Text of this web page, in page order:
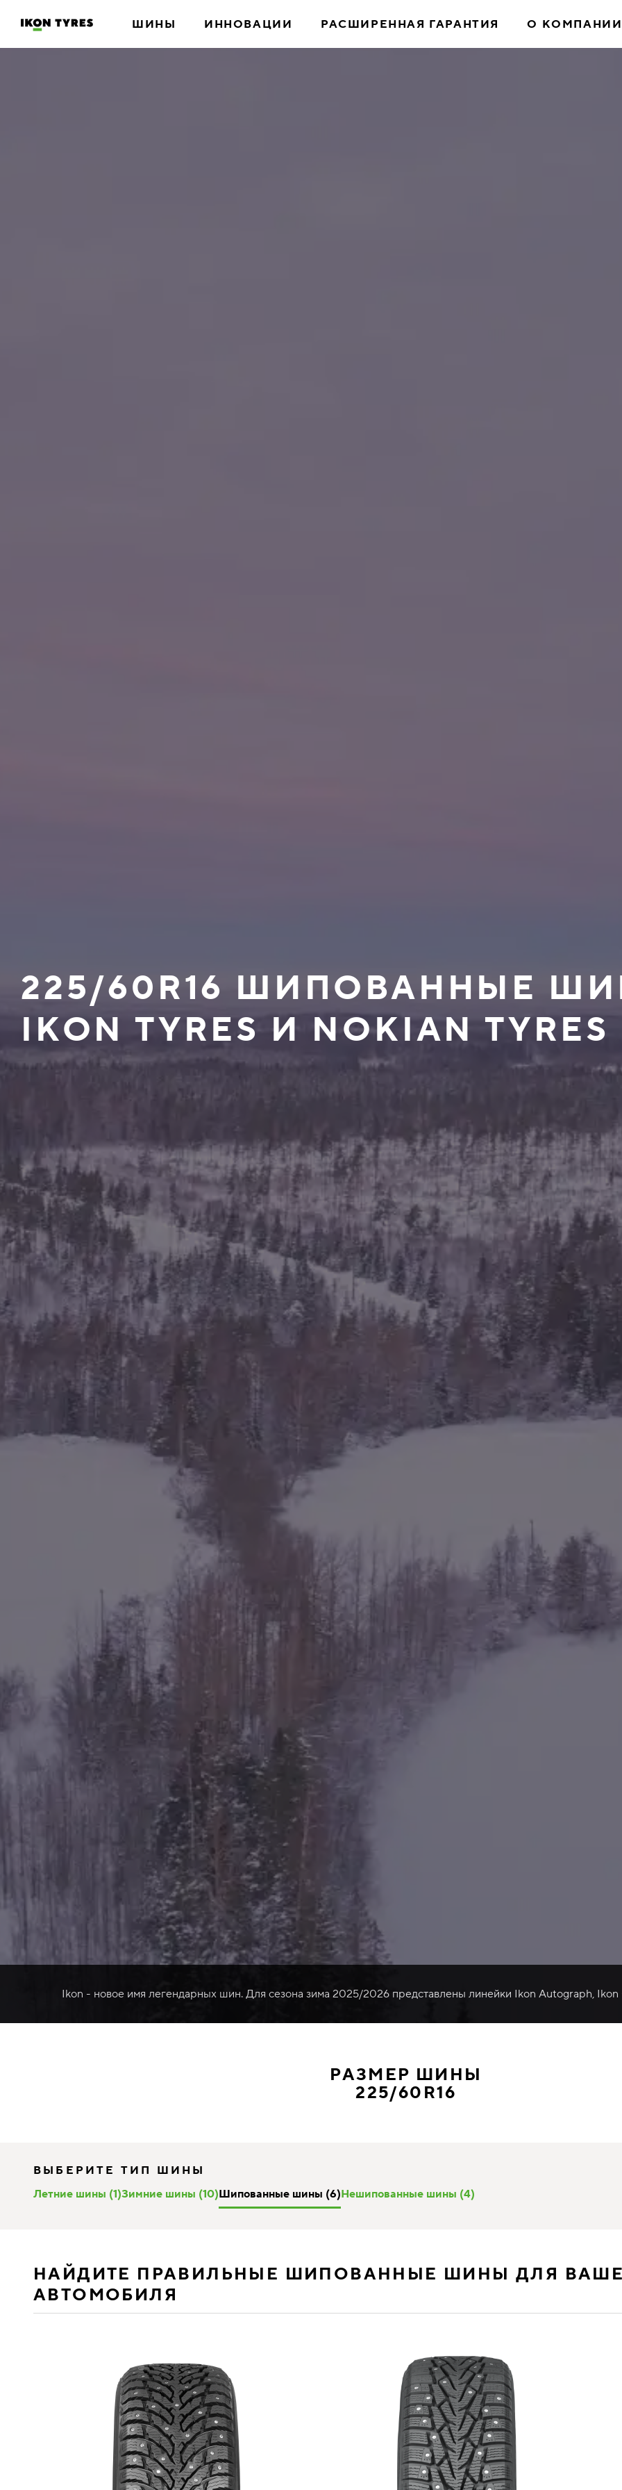
ШИНЫ ИННОВАЦИИ РАСШИРЕННАЯ ГАРАНТИЯ О КОМПАНИИ
225/60R16 ШИПОВАННЫЕ
IKON TYRES И NOKIAN TYRES
Ikon - новое имя легендарных шин. Для сезона зима 2025/2026 представлены линейки Ikon Autograph,
РАЗМЕР ШИНЫ
225/60R16
ВЫБЕРИТЕ ТИП ШИНЫ
Летние шины (1)Зимние шины (10)Шипованные шины (6)Нешипованные шины (4)
НАЙДИТЕ ПРАВИЛЬНЫЕ ШИПОВАННЫЕ ШИНЫ ДЛЯ
АВТОМОБИЛЯ